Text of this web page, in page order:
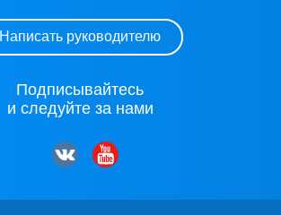
Написать руководителю
Подписывайтесь
и следуйте за нами